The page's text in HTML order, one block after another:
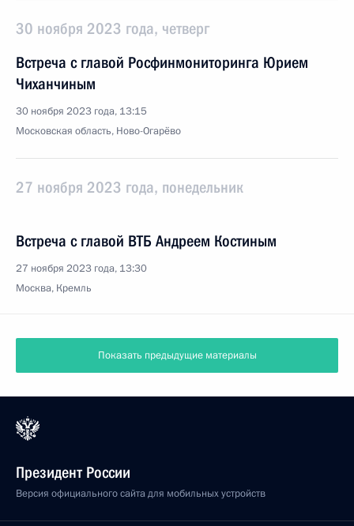
30 ноября 2023 года, четверг
Встреча с главой Росфинмониторинга Юрием
Чиханчиным
30 ноября 2023 года, 13:15
Московская область, Ново-Огарёво
27 ноября 2023 года, понедельник
Встреча с главой ВТБ Андреем Костиным
27 ноября 2023 года, 13:30
Москва, Кремль
Показать предыдущие материалы
Президент России
Версия официального сайта для мобильных устройств